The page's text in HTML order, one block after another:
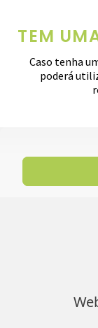
TEM
Caso tenha
poderá